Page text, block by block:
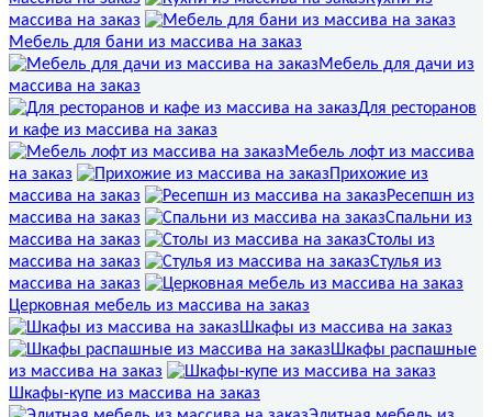
массива на заказ
Мебель для бани из массива на заказ
Мебель для дачи из
массива на заказ
Для ресторанов
и кафе из массива на заказ
Мебель лофт из массива
на заказ
Прихожие из
массива на заказ
Ресепшн из
массива на заказ
Спальни из
массива на заказ
Столы из
массива на заказ
Стулья из
массива на заказ
Церковная мебель из массива на заказ
Шкафы из массива на заказ
Шкафы распашные
из массива на заказ
Шкафы-купе из массива на заказ